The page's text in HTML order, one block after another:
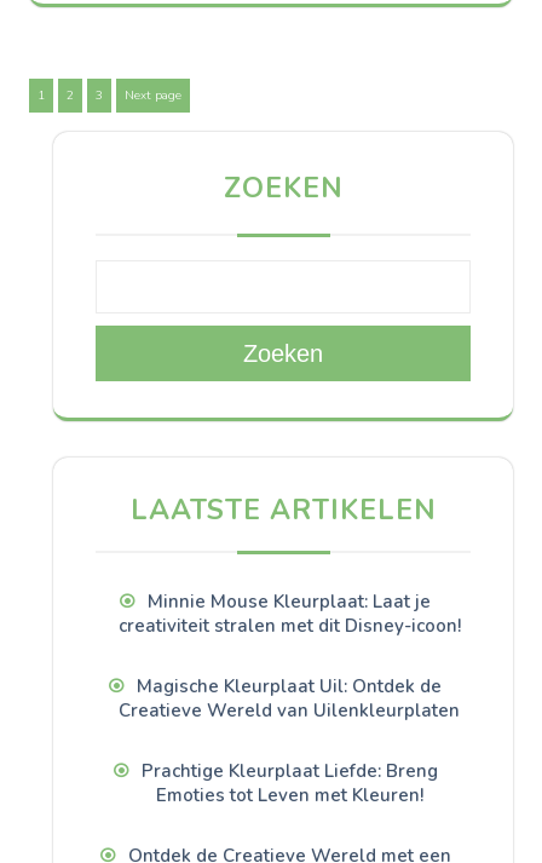
Berichten
paginering
Page
1 Page
2 Page
3 Next page
ZOEKEN
Zoeken
LAATSTE ARTIKELEN
Minnie Mouse Kleurplaat: Laat je
creativiteit stralen met dit Disney-icoon!
Magische Kleurplaat Uil: Ontdek de
Creatieve Wereld van Uilenkleurplaten
Prachtige Kleurplaat Liefde: Breng
Emoties tot Leven met Kleuren!
Ontdek de Creatieve Wereld met een